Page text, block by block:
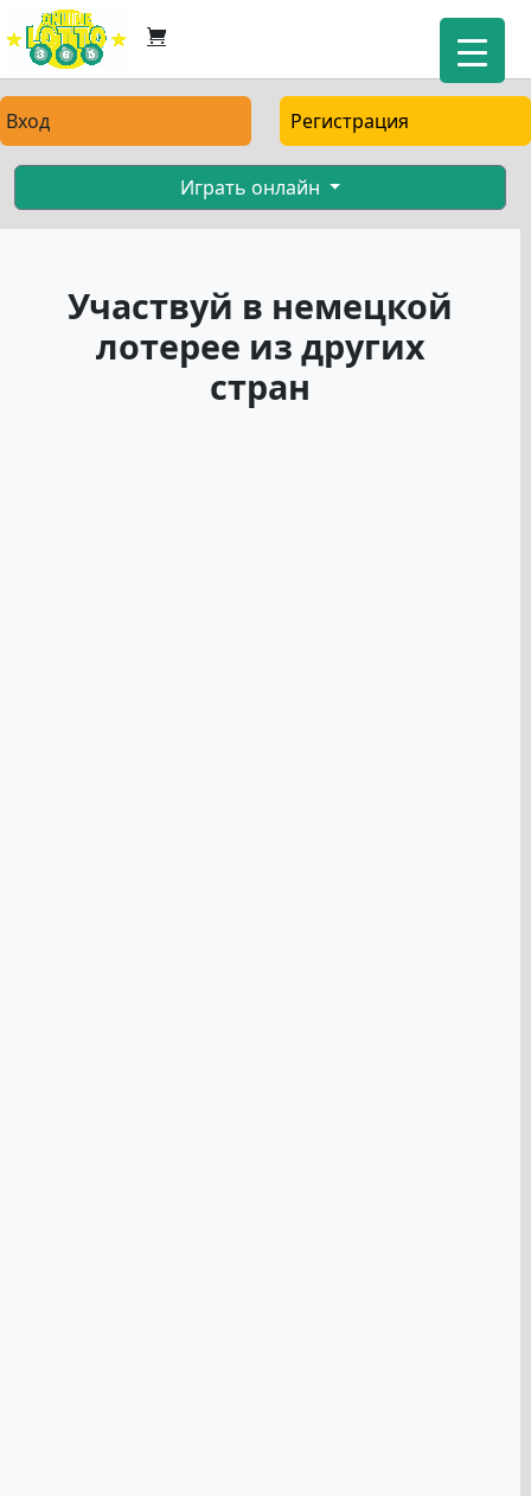
Вход Регистрация
Играть онлайн
Участвуй в немецкой
лотерее из других
стран